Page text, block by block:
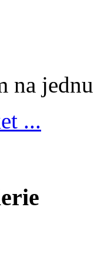
na
...